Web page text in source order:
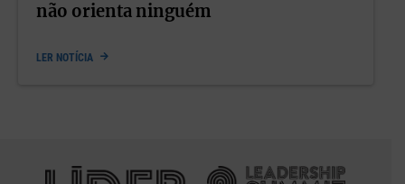
não orienta ninguém
LER NOTÍCIA